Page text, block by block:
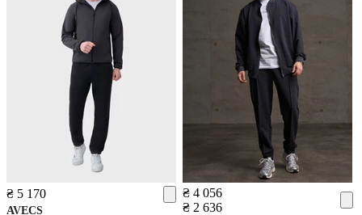
₴ 5 170
AVECS
₴ 4 056
₴ 2 636